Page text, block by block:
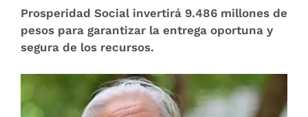
Prosperidad Social invertirá 9.486 millones de
pesos para garantizar la entrega oportuna y
segura de los recursos.